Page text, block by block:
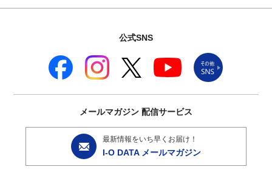
公式SNS
メールマガジン 配信サービス
最新情報をいち早くお届け！
I-O DATA メールマガジン